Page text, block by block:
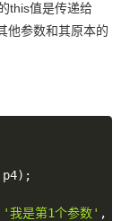
this值是传递给
他参数和其原本的
p4) ;
'我是第1个参数' ,